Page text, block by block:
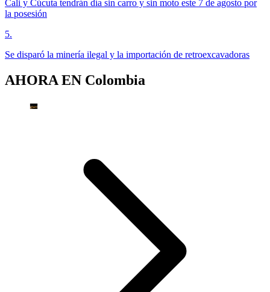
Cali y Cúcuta tendrán día sin carro y sin moto este 7 de agosto por
la posesión
5.
Se disparó la minería ilegal y la importación de retroexcavadoras
AHORA EN Colombia